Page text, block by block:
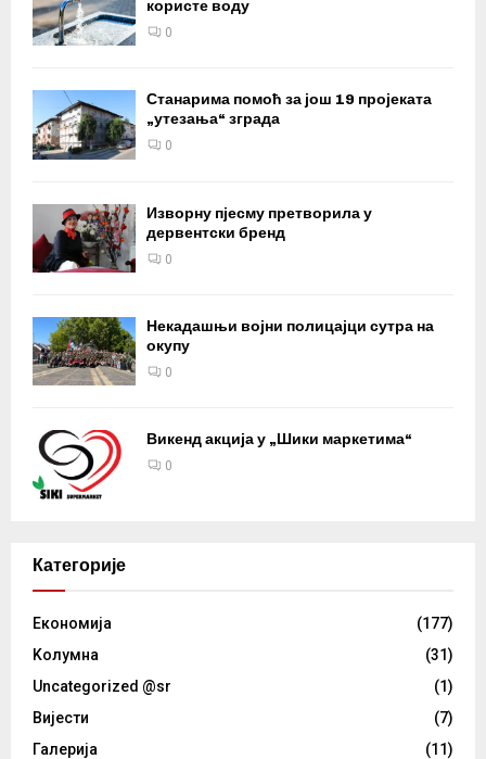
користе воду
0
Станарима помоћ за још 19 пројеката
„утезања“ зграда
0
Изворну пјесму претворила у
дервентски бренд
0
Некадашњи војни полицајци сутра на
окупу
0
Викенд акција у „Шики маркетима“
0
Категорије
Eкономија
(177)
Kолумнa
(31)
Uncategorized @sr
(1)
Вијести
(7)
Галерија
(11)